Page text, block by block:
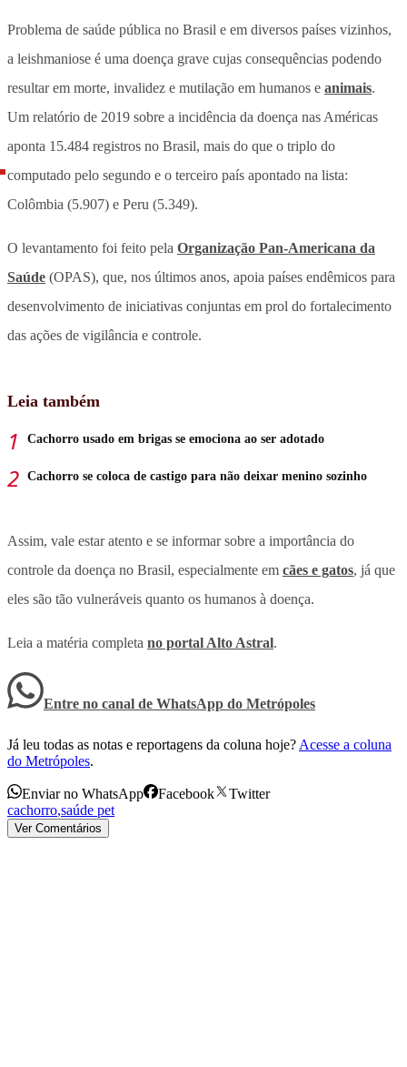
Problema de saúde pública no Brasil e em diversos países vizinhos,
a leishmaniose é uma doença grave cujas consequências podendo
resultar em morte, invalidez e mutilação em humanos e animais.
Um relatório de 2019 sobre a incidência da doença nas Américas
aponta 15.484 registros no Brasil, mais do que o triplo do
computado pelo segundo e o terceiro país apontado na lista:
Colômbia (5.907) e Peru (5.349).
O levantamento foi feito pela Organização Pan-Americana da
Saúde (OPAS), que, nos últimos anos, apoia países endêmicos para
desenvolvimento de iniciativas conjuntas em prol do fortalecimento
das ações de vigilância e controle.
Leia também
Cachorro usado em brigas se emociona ao ser adotado
Cachorro se coloca de castigo para não deixar menino sozinho
Assim, vale estar atento e se informar sobre a importância do
controle da doença no Brasil, especialmente em cães e gatos, já que
eles são tão vulneráveis quanto os humanos à doença.
Leia a matéria completa no portal Alto Astral.
Entre no canal de WhatsApp do Metrópoles
Já leu todas as notas e reportagens da coluna hoje? Acesse a coluna
do Metrópoles.
Enviar no WhatsApp Facebook
Twitter
cachorro,saúde pet
Ver Comentários